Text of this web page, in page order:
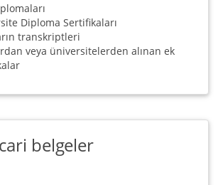
Diploma Sertifikaları
transkriptleri
veya üniversitelerden alınan ek
belgeler